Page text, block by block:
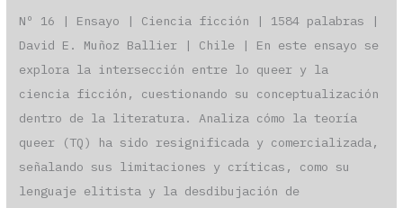
Nº 16 | Ensayo | Ciencia ficción | 1584 palabras |
David E. Muñoz Ballier | Chile | En este ensayo se
explora la intersección entre lo queer y la
ciencia ficción, cuestionando su conceptualización
dentro de la literatura. Analiza cómo la teoría
queer (TQ) ha sido resignificada y comercializada,
señalando sus limitaciones y críticas, como su
lenguaje elitista y la desdibujación de